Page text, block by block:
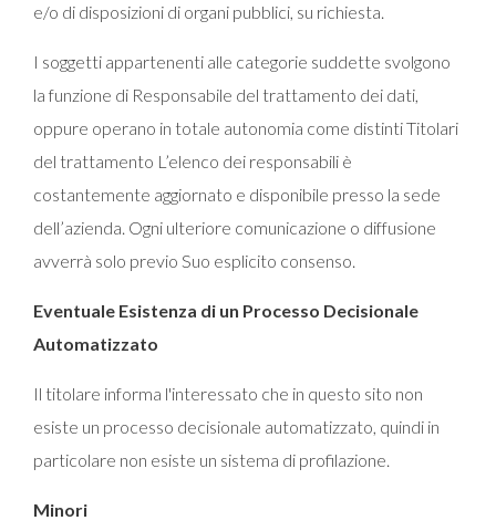
e/o di disposizioni di organi pubblici, su richiesta.
I soggetti appartenenti alle categorie suddette svolgono
la funzione di Responsabile del trattamento dei dati,
oppure operano in totale autonomia come distinti Titolari
del trattamento L’elenco dei responsabili è
costantemente aggiornato e disponibile presso la sede
dell’azienda. Ogni ulteriore comunicazione o diffusione
avverrà solo previo Suo esplicito consenso.
Eventuale Esistenza di un Processo Decisionale
Automatizzato
Il titolare informa l'interessato che in questo sito non
esiste un processo decisionale automatizzato, quindi in
particolare non esiste un sistema di profilazione.
Minori